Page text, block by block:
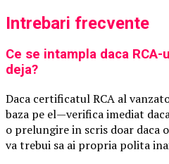
Intrebari frecvente
Ce se intampla daca
deja?
Daca certificatul RCA al
baza pe el—verifica imediat
o prelungire in scris doar daca
va trebui sa ai propria polita